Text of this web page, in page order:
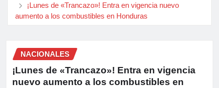
¡Lunes de «Trancazo»! Entra en vigencia nuevo
aumento a los combustibles en Honduras
NACIONALES
¡Lunes de «Trancazo»! Entra en vigencia
nuevo aumento a los combustibles en